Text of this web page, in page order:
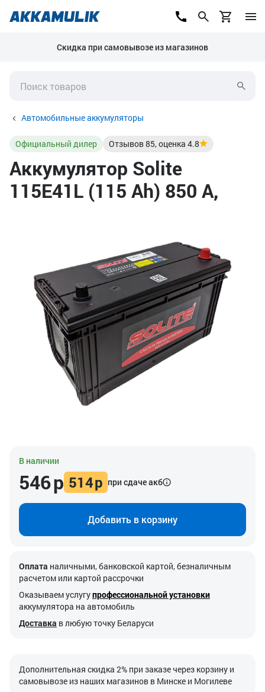
Скидка при самовывозе из магазинов
Автомобильные аккумуляторы
Официальный дилер Отзывов85, оценка 4.8
Аккумулятор Solite
115E41L (115 Ah) 850 А,
В наличии
546р 514р при сдаче акб
Добавить в корзину
Оплата наличными, банковской картой, безналичным
расчетом или картой рассрочки
Оказываем услугупрофессиональной установки
аккумулятора на автомобиль
Доставка в любую точку Беларуси
Дополнительная скидка 2% при заказе через корзину и
самовывозе из наших магазинов в Минске и Могилеве